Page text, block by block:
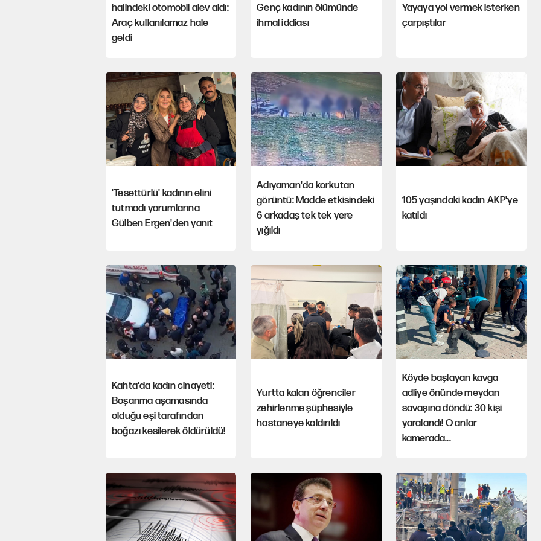
halindeki otomobil alev aldı:
Araç kullanılamaz hale
geldi
Genç kadının ölümünde
ihmal iddiası
Yayaya yol vermek isterken
çarpıştılar
'Tesettürlü' kadının elini
tutmadı yorumlarına
Gülben Ergen'den yanıt
Adıyaman'da korkutan
görüntü: Madde etkisindeki
6 arkadaş tek tek yere
yığıldı
105 yaşındaki kadın AKP'ye
katıldı
Kahta'da kadın cinayeti:
Boşanma aşamasında
olduğu eşi tarafından
boğazı kesilerek öldürüldü!
Yurtta kalan öğrenciler
zehirlenme şüphesiyle
hastaneye kaldırıldı
Köyde başlayan kavga
adliye önünde meydan
savaşına döndü: 30 kişi
yaralandı! O anlar
kamerada...